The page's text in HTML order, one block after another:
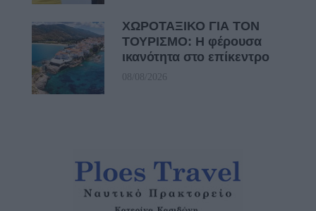
ΧΩΡΟΤΑΞΙΚΟ ΓΙΑ ΤΟΝ
ΤΟΥΡΙΣΜΟ: Η φέρουσα
ικανότητα στο επίκεντρο
08/08/2026